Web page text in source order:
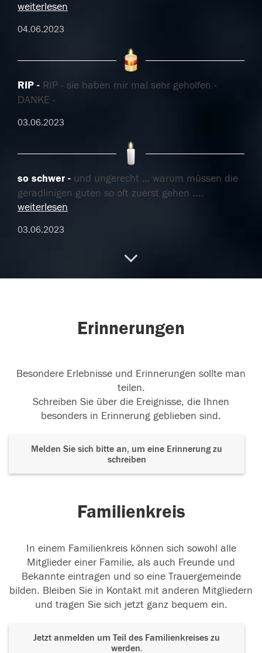
weiterlesen
04.06.2023
RIP
RIP - sie haben mir mal sehr geholfen -
DANKE -
03.06.2023
so schwer
und ungerecht … warum müssen die
geradlinigen guten so oft zuerst gehen ....
weiterlesen
03.06.2023
Erinnerungen
Besondere Erlebnisse und Erinnerungen sollte man
teilen.
Schreiben Sie über die Ereignisse, die Ihnen
besonders in Erinnerung geblieben sind.
Melden Sie sich bitte an, um eine Erinnerung zu
schreiben
Familienkreis
In einem Familienkreis können sich sowohl alle
Mitglieder einer Familie, als auch Freunde und
Bekannte eintragen und so eine Trauergemeinde
bilden. Bleiben Sie in Kontakt mit anderen Mitgliedern
und tragen Sie sich jetzt ganz bequem ein.
Jetzt anmelden um Teil des Familienkreises zu
werden.